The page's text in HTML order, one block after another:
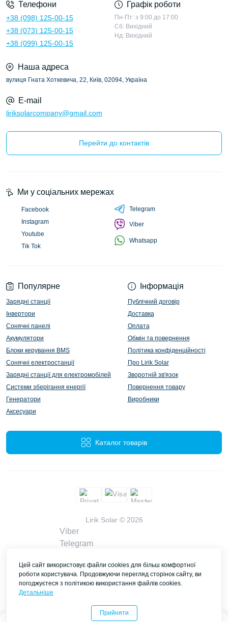
0
Телефони
+38 (098) 125-00-15
+38 (073) 125-00-15
+38 (099) 125-00-15
Графік роботи
Пн-Пт: з 9:00 до 17:00
Сб: Вихідний
Нд: Вихідний
Наша адреса
вулиця Гната Хоткевича, 22, Київ, 02094, Україна
E-mail
liriksolarcompany@gmail.com
Перейти до контактів
Популярне
Зарядні станції
Інвертори
Сонячні панелі
Акумулятори
Блоки керування BMS
Сонячні електростанції
Зарядні станції для електромобілей
Системи зберігання енергії
Генератори
Аксесуари
Інформація
Публічний договір
Доставка
Оплата
Обмін та повернення
Політика конфіденційності
Про Lirik Solar
Зворотній зв'язок
Повернення товару
Виробники
Каталог товарів
Ми у соціальних мережах
Facebook
Instagram
Youtube
Tik Tok
Telegram
Viber
Whatsapp
Lirik Solar © 2026
Viber
Telegram
liriksolarcompany@gmail.com
Замовити дзвінок
Цей сайт використовує файли cookies для більш комфортної
роботи користувача. Продовжуючи перегляд сторінок сайту, ви
погоджуєтеся з політикою використання файлів cookies.
Детальніше
Прийняти